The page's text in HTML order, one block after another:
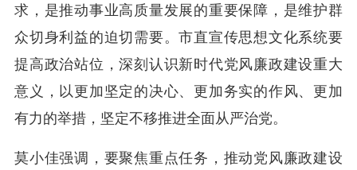
求，是推动事业高质量发展的重要保障，是维护群
众切身利益的迫切需要。市直宣传思想文化系统要
提高政治站位，深刻认识新时代党风廉政建设重大
意义，以更加坚定的决心、更加务实的作风、更加
有力的举措，坚定不移推进全面从严治党。
莫小佳强调，要聚焦重点任务，推动党风廉政建设